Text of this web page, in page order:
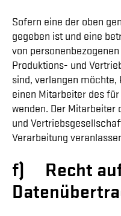
Sofern eine der oben
gegeben ist und eine
von
Produktions- und
sind, verlangen
einen Mitarbeiter des
wenden. Der
und
Verarbeitung
f) Recht